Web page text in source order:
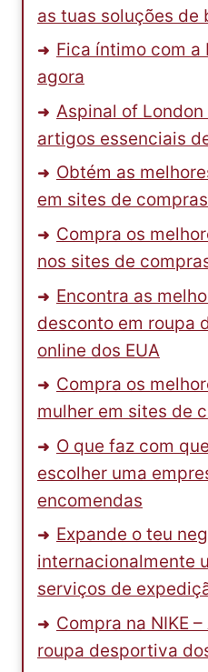
as tuas soluções de
Fica íntimo com a
agora
Aspinal of
artigos essenciais
Obtém as
em sites de
Compra os
nos sites de
Encontra as
desconto em roupa
online dos EUA
Compra os
mulher em sites de
O que faz com
escolher uma
encomendas
Expande o teu
internacionalmente
serviços de
Compra na NIKE
roupa desportiva